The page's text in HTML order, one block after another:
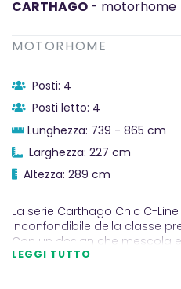
CARTHAGO - motorhome
MOTORHOME
Posti: 4
Posti letto: 4
Lunghezza: 739 - 865 cm
Larghezza: 227 cm
Altezza: 289 cm
La serie Carthago Chic C-
inconfondibile della classe
Con un design che mescola
massima praticità, questi
LEGGI TUTTO